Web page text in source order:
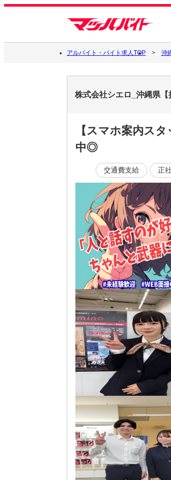
アルバイト・バイト求人TOP 沖
株式会社シエロ_沖縄県
【スマホ案内ス
中◎
交通費支給 正